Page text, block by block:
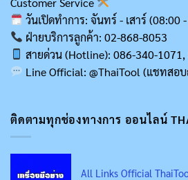
วันเปิดทำการ: จันทร์ - เสาร์ (08:00
ฝ่ายบริการลูกค้า: 02-868-8053
สายด่วน (Hotline): 086-340-
Line Official: @ThaiTool (แชทสอ
ติดตามทุกช่องทางการ ออนไลน์
All Links Official